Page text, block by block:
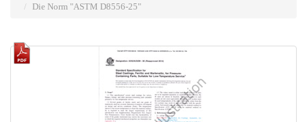
Die Norm "ASTM D8556-25"